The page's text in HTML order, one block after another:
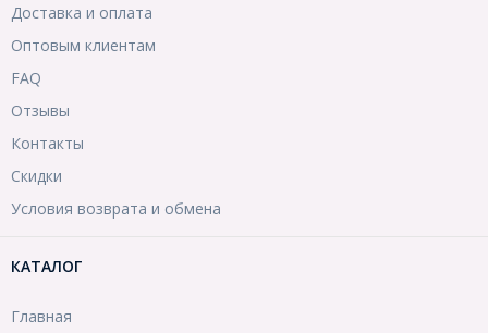
Доставка и оплата
Оптовым клиентам
FAQ
Отзывы
Контакты
Скидки
Условия возврата и обмена
КАТАЛОГ
Главная